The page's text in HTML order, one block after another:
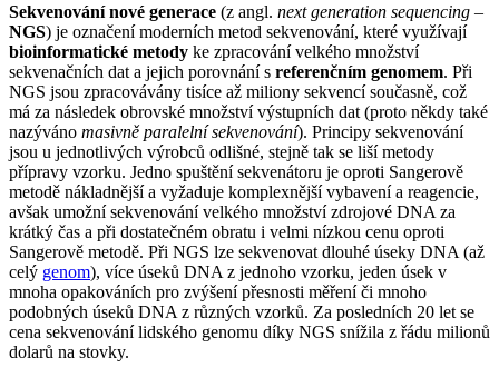
Sekvenování nové generace (z angl. next generation sequencing –
NGS) je označení moderních metod sekvenování, které využívají
bioinformatické metody ke zpracování velkého množství
sekvenačních dat a jejich porovnání s referenčním genomem. Při
NGS jsou zpracovávány tisíce až miliony sekvencí současně, což
má za následek obrovské množství výstupních dat (proto někdy také
nazýváno masivně paralelní sekvenování). Principy sekvenování
jsou u jednotlivých výrobců odlišné, stejně tak se liší metody
přípravy vzorku. Jedno spuštění sekvenátoru je oproti Sangerově
metodě nákladnější a vyžaduje komplexnější vybavení a reagencie,
avšak umožní sekvenování velkého množství zdrojové DNA za
krátký čas a při dostatečném obratu i velmi nízkou cenu oproti
Sangerově metodě. Při NGS lze sekvenovat dlouhé úseky DNA (až
celý genom), více úseků DNA z jednoho vzorku, jeden úsek v
mnoha opakováních pro zvýšení přesnosti měření či mnoho
podobných úseků DNA z různých vzorků. Za posledních 20 let se
cena sekvenování lidského genomu díky NGS snížila z řádu milionů
dolarů na stovky.